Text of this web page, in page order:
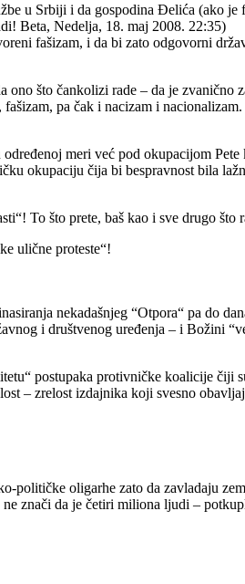
u Srbiji i da gospodina Đelića (ako
Beta, Nedelja, 18. maj 2008. 22:35)
fašizam, i da bi zato odgovorni
što čankolizi rade – da je zvanično
pa čak i nacizam i
meri već pod okupacijom
okupaciju čija bi bespravnost bila
To što prete, baš kao i sve drugo što
ulične proteste“!
nekadašnjeg “Otpora“ pa do
i društvenog uređenja – i Božini
postupaka protivničke koalicije čiji
– zrelost izdajnika koji svesno
političke oligarhe zato da zavladaju
ne znači da je četiri miliona ljudi –